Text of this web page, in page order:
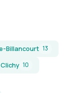
Billancourt 13
Clichy 10